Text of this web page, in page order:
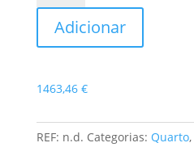
Toucador
NB23Adicionar
1463,46 €
REF: n.d. Categorias: Quarto,